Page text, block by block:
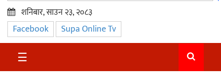
प्रमुख
समाचार
सुदुर
शनिबार, साउन २३, २०८३
Facebook Supa Online Tv
☰